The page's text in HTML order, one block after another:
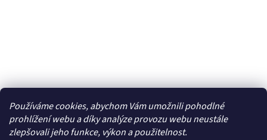
Používáme cookies, abychom Vám umožnili pohodlné
prohlížení webu a díky analýze provozu webu neustále
zlepšovali jeho funkce, výkon a použitelnost.
Castle senzorový kabel plochý 250mm - CC-011-
0146-00